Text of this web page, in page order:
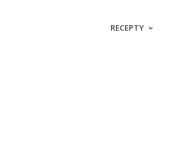
RECEPTY